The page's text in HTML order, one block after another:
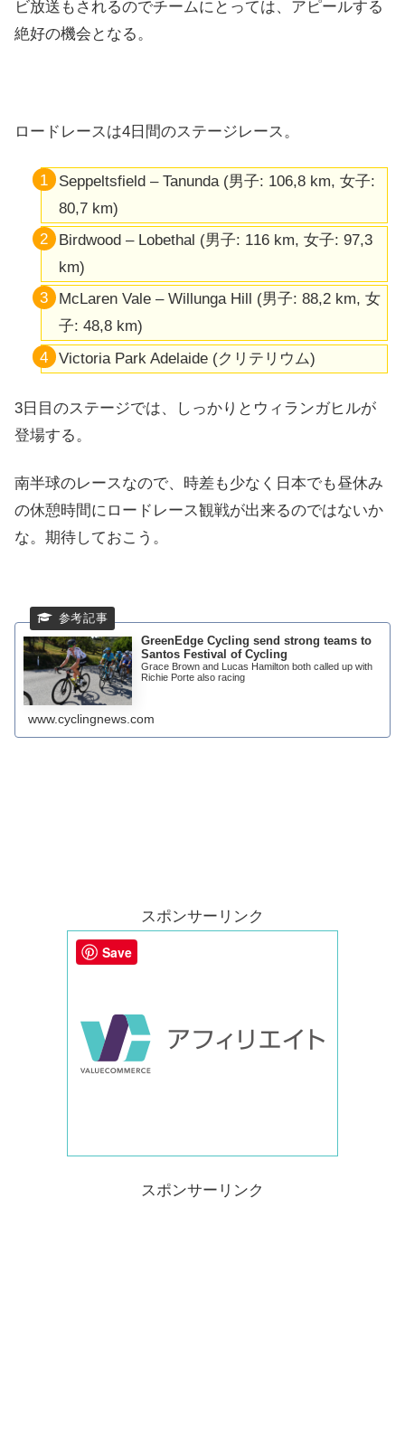
ビ放送もされるのでチームにとっては、アピールする
絶好の機会となる。
ロードレースは4日間のステージレース。
Seppeltsfield – Tanunda (男子: 106,8 km, 女子:
80,7 km)
Birdwood – Lobethal (男子: 116 km, 女子: 97,3
km)
McLaren Vale – Willunga Hill (男子: 88,2 km, 女
子: 48,8 km)
Victoria Park Adelaide (クリテリウム)
3日目のステージでは、しっかりとウィランガヒルが
登場する。
南半球のレースなので、時差も少なく日本でも昼休み
の休憩時間にロードレース観戦が出来るのではないか
な。期待しておこう。
GreenEdge Cycling send strong teams to
Santos Festival of Cycling
Grace Brown and Lucas Hamilton both called up with
Richie Porte also racing
www.cyclingnews.com
スポンサーリンク
スポンサーリンク
Save